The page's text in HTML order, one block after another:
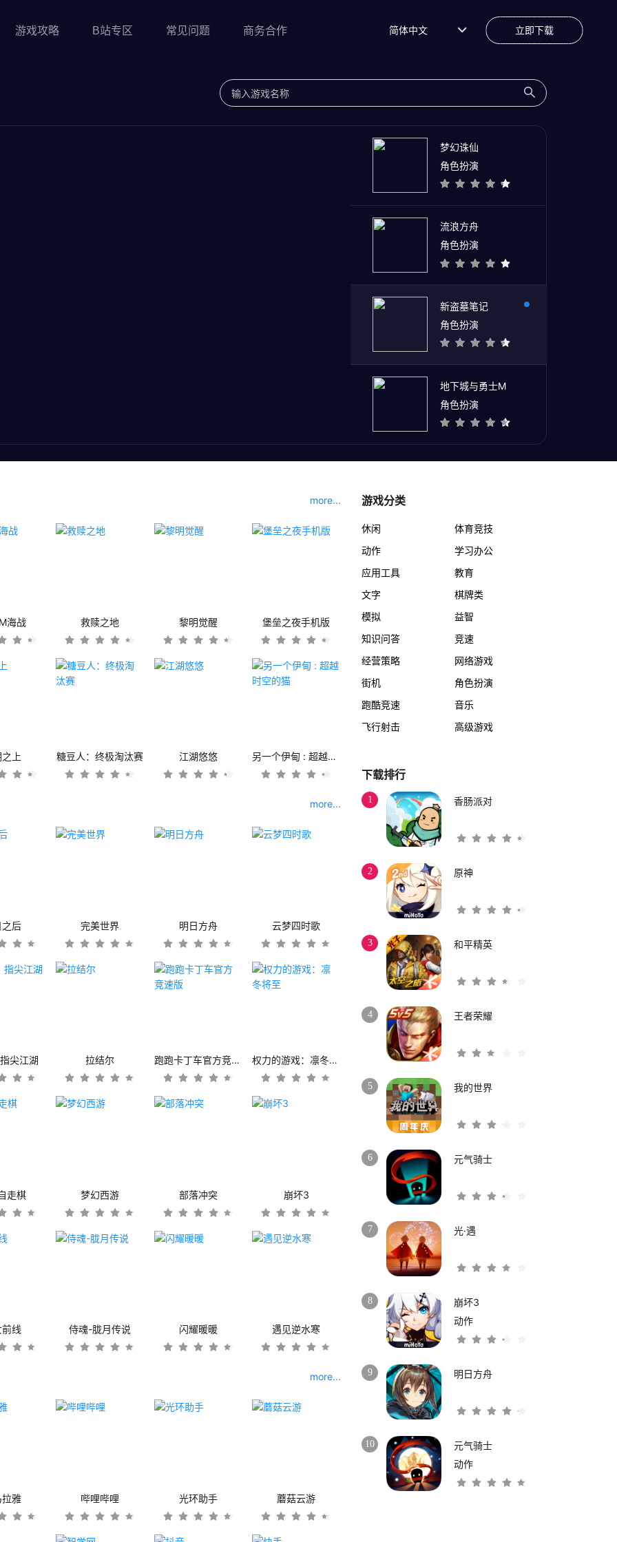
游戏攻略 B站专区 常见问题 商务合作 简体中文 立即下载
梦幻诛仙
角色扮演
流浪方舟
角色扮演
新盗墓笔记
角色扮演
地下城与勇士M
角色扮演
more...
海战 救赎之地 黎明觉醒 堡垒之夜手机版
上 糖豆人：终极淘汰赛 江湖悠悠 另一个伊甸 : 超越时空的猫
more...
后 完美世界 明日方舟 云梦四时歌
尖江湖 拉结尔 跑跑卡丁车官方竞速版 权力的游戏：凛冬将至
走棋 梦幻西游 部落冲突 崩坏3
线 侍魂-胧月传说 闪耀暖暖 遇见逆水寒
more...
雅 哔哩哔哩 光环助手 蘑菇云游
游戏分类
休闲
体育竞技
动作
学习办公
应用工具
教育
文字
棋牌类
模拟
益智
知识问答
竞速
经营策略
网络游戏
街机
角色扮演
跑酷竞速
音乐
飞行射击
高级游戏
下载排行
1 香肠派对
2 原神
3 和平精英
4 王者荣耀
5 我的世界
6 元气骑士
7 光·遇
8
崩坏3
动作
9 明日方舟
10
元气骑士
动作